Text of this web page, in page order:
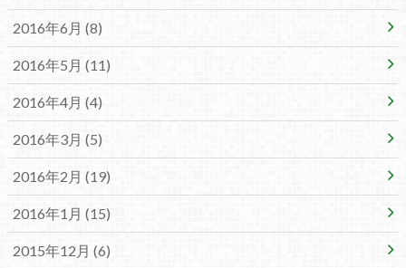
2016年6月 (8)
2016年5月 (11)
2016年4月 (4)
2016年3月 (5)
2016年2月 (19)
2016年1月 (15)
2015年12月 (6)